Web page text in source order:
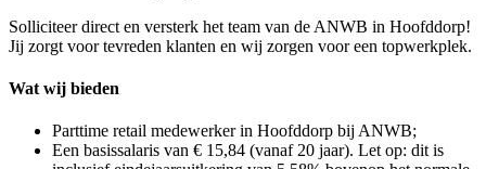
Solliciteer direct en versterk het team van de ANWB in Hoofddorp!
Jij zorgt voor tevreden klanten en wij zorgen voor een topwerkplek.
Wat wij bieden
Parttime retail medewerker in Hoofddorp bij ANWB;
Een basissalaris van € 15,84 (vanaf 20 jaar). Let op: dit is